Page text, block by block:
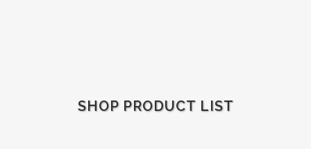
SHOP PRODUCT LIST